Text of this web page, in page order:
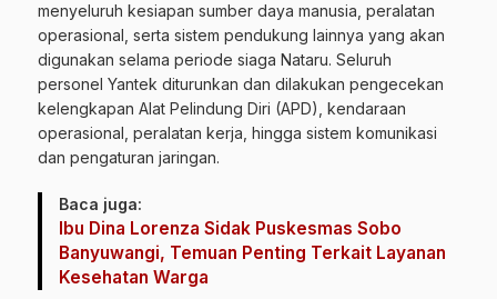
menyeluruh kesiapan sumber daya manusia, peralatan
operasional, serta sistem pendukung lainnya yang akan
digunakan selama periode siaga Nataru. Seluruh
personel Yantek diturunkan dan dilakukan pengecekan
kelengkapan Alat Pelindung Diri (APD), kendaraan
operasional, peralatan kerja, hingga sistem komunikasi
dan pengaturan jaringan.
Baca juga:
Ibu Dina Lorenza Sidak Puskesmas Sobo
Banyuwangi, Temuan Penting Terkait Layanan
Kesehatan Warga